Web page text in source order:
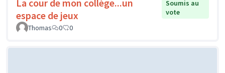
La cour de mon collège...un
espace de jeux
Soumis au
vote
Thomas
0 0